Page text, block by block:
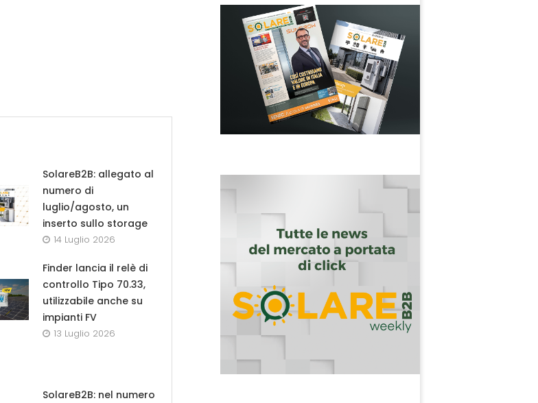
SolareB2B: allegato al
numero di
luglio/agosto, un
inserto sullo storage
14 Luglio 2026
Finder lancia il relè di
controllo Tipo 70.33,
utilizzabile anche su
impianti FV
13 Luglio 2026
SolareB2B: nel numero